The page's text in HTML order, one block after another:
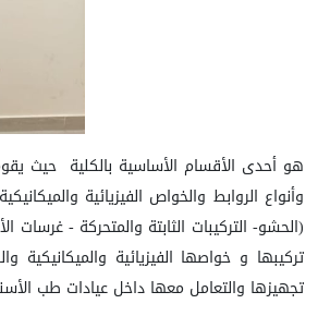
هو أحدى الأقسام الأساسية بالكلية حيث
وأنواع الروابط والخواص الفيزيائية
(الحشو- التركيبات الثابتة والمتحركة -
تركيبها و خواصها الفيزيائية
تجهيزها والتعامل معها داخل عيادات طب